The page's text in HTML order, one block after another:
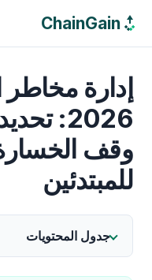
ChainGain
إدارة مخاطر
2026:
للمبتدئين
جدول المحتويات